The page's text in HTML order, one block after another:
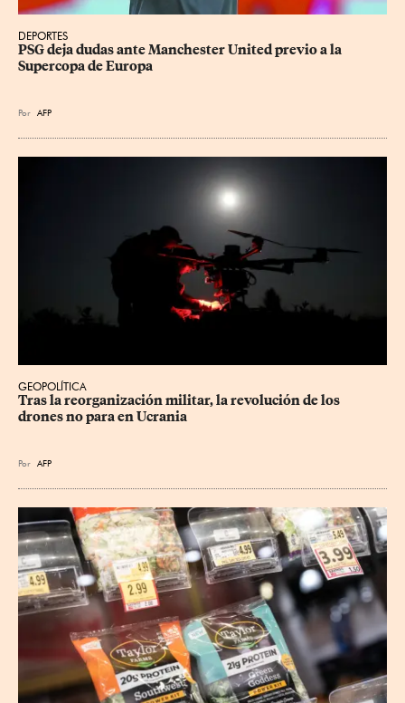
DEPORTES
PSG deja dudas ante Manchester United previo a la
Supercopa de Europa
Por AFP
GEOPOLÍTICA
Tras la reorganización militar, la revolución de los
drones no para en Ucrania
Por AFP